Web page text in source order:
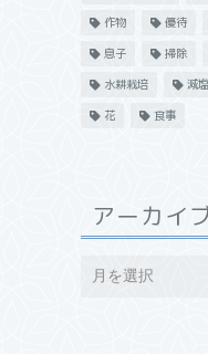
作物
優待
息子
掃除
水耕栽培
減塩
花
食事
アーカイ